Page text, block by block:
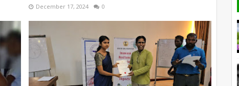
December 17, 2024 0